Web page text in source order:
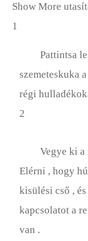
Show More
1
Pattintsa
szemeteskuka
régi
2
Vegye ki
Elérni , hogy
kisülési cső ,
kapcsolatot a
van .